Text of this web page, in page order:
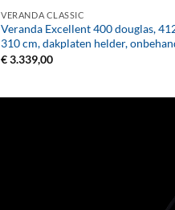
VERANDA CLASSIC
Veranda Excellent 400 douglas,
310 cm, dakplaten helder,
€3.339,00